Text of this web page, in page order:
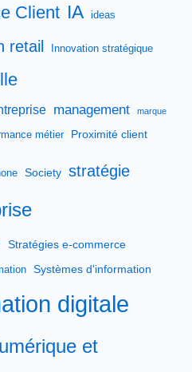
Client IA ideas
retail Innovation stratégique
management marque
métier Proximité client
Society stratégie
Stratégies e-commerce
Systèmes d'information
digitale
et